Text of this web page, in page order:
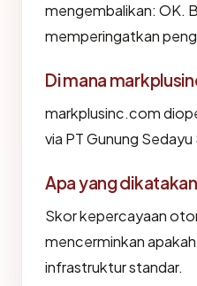
mengembalikan: OK.
memperingatkan
Di mana
markplusinc.com
via PT Gunung
Apa yang
Skor kepercayaan
mencerminkan
infrastruktur standar.